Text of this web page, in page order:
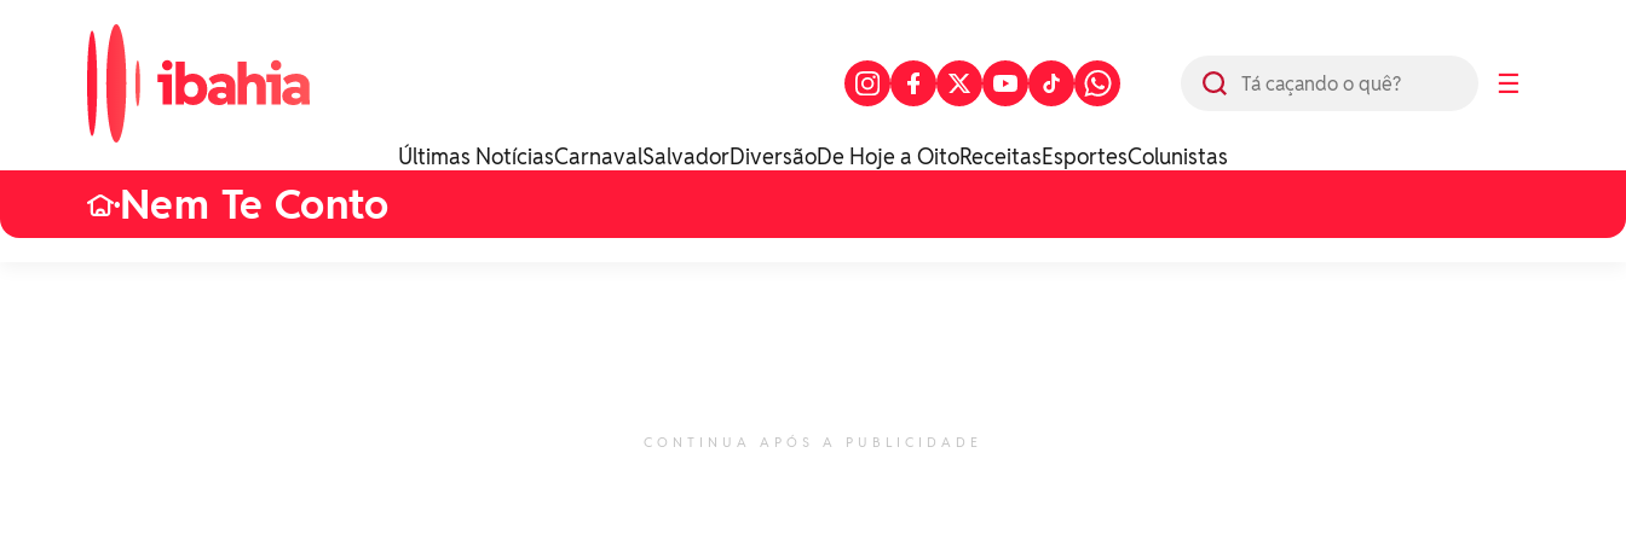
☰
Últimas NotíciasCarnavalSalvadorDiversãoDe Hoje a OitoReceitasEsportesColunistas
•Nem Te Conto
CONTINUA APÓS A PUBLICIDADE